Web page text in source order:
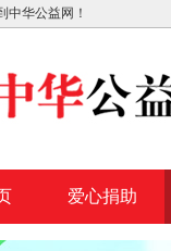
中华公益网！
爱心捐助